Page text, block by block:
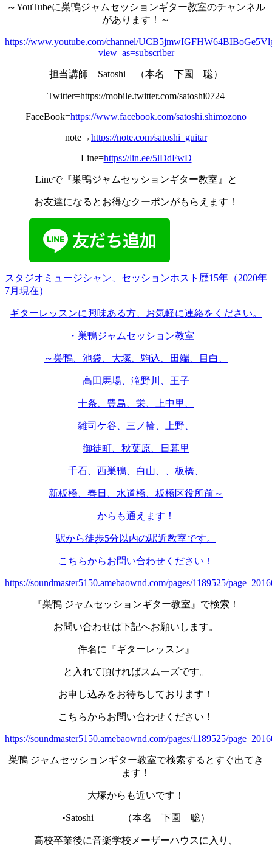
～YouTubeに巣鴨ジャムセッションギター教室のチャンネル
があります！～
https://www.youtube.com/channel/
view_as=subscriber
担当講師 Satoshi （本名 下園 聡）
Twitter=https://mobile.twitter.com/satoshi0724
FaceBook=https://www.facebook.com/satoshi.shimozono
note→https://note.com/satoshi_guitar
Line=https://lin.ee/5lDdFwD
Lineで『巣鴨ジャムセッションギター教室』と
お友達になるとお得なクーポンがもらえます！
スタジオミュージシャン、セッションホスト歴15年（2020年
7月現在）
ギターレッスンに興味ある方、お気軽に連絡をください。
・巣鴨ジャムセッション教室
～巣鴨、池袋、大塚、駒込、田端、目白、
高田馬場、滝野川、王子
十条、豊島、栄、上中里、
雑司ケ谷、三ノ輪、上野、
御徒町、秋葉原、日暮里
千石、西巣鴨、白山、、板橋、
新板橋、春日、水道橋、板橋区役所前～
からも通えます！
駅から徒歩5分以内の駅近教室です。
こちらからお問い合わせください！
https://soundmaster5150.amebaownd.com/pages/1189525/
『巣鴨 ジャムセッションギター教室』で検索！
お問い合わせは下記へお願いします。
件名に『ギターレッスン』
と入れて頂ければスムーズです。
お申し込みをお待ちしております！
こちらからお問い合わせください！
https://soundmaster5150.amebaownd.com/pages/1189525/
巣鴨 ジャムセッションギター教室で検索するとすぐ出てき
ます！
大塚からも近いです！
•Satoshi （本名 下園 聡）
高校卒業後に音楽学校メーザーハウスに入り、